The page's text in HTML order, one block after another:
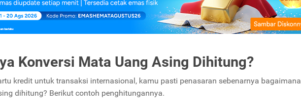
Konversi Mata Uang Asing Dihitung?
kredit untuk transaksi internasional, kamu pasti penasaran sebenarnya bagaimana
dihitung? Berikut contoh penghitungannya.